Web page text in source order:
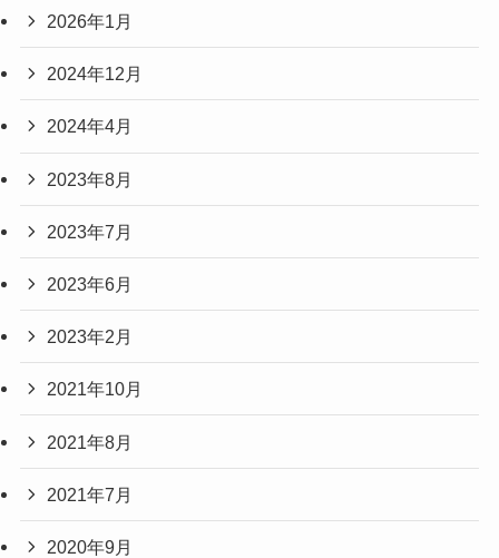
2026年1月
2024年12月
2024年4月
2023年8月
2023年7月
2023年6月
2023年2月
2021年10月
2021年8月
2021年7月
2020年9月